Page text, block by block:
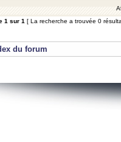
1 sur 1 [ La recherche a trouvée 0
du forum